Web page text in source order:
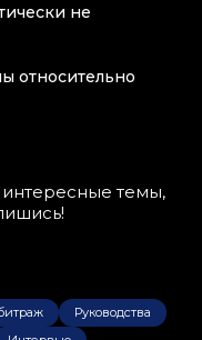
не
относительно
интересные темы,
Руководства